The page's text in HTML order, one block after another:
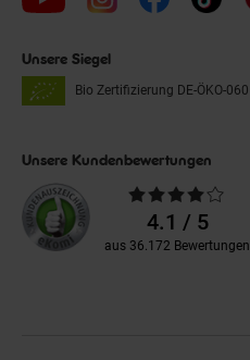
Unsere Siegel
Bio Zertifizierung DE-ÖKO-060
Unsere Kundenbewertungen
Durchschnittliche
Bewertungen4.1 / 5
aus 36.172 Bewertungen